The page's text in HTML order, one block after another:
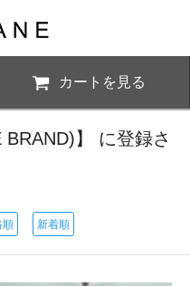
カートを見る
BRAND)】 に登録さ
順 新着順